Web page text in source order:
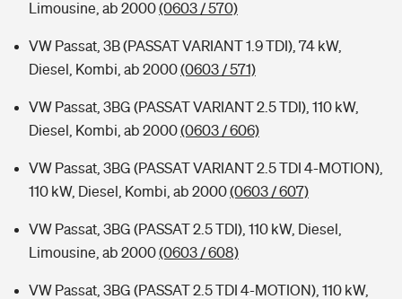
Limousine, ab 2000(0603 / 570)
VW Passat, 3B (PASSAT VARIANT 1.9 TDI), 74 kW,
Diesel, Kombi, ab 2000(0603 / 571)
VW Passat, 3BG (PASSAT VARIANT 2.5 TDI), 110 kW,
Diesel, Kombi, ab 2000(0603 / 606)
VW Passat, 3BG (PASSAT VARIANT 2.5 TDI 4-MOTION),
110 kW, Diesel, Kombi, ab 2000(0603 / 607)
VW Passat, 3BG (PASSAT 2.5 TDI), 110 kW, Diesel,
Limousine, ab 2000(0603 / 608)
VW Passat, 3BG (PASSAT 2.5 TDI 4-MOTION), 110 kW,